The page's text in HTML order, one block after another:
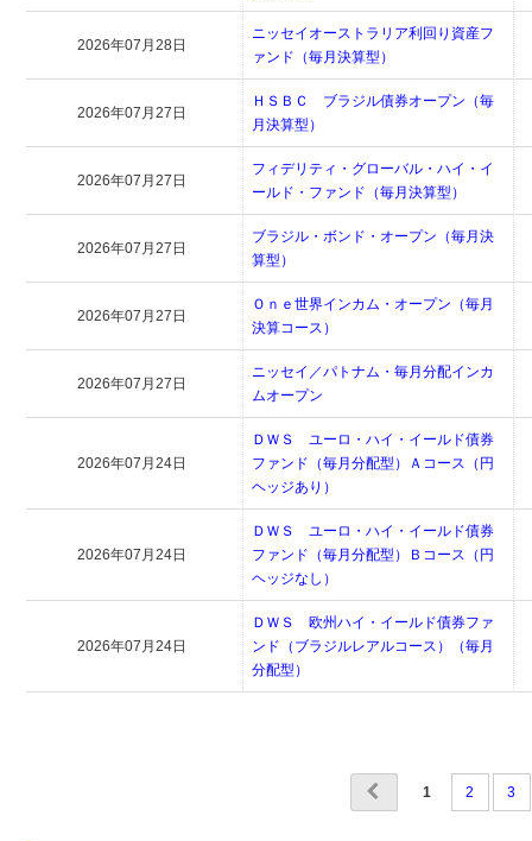
2026年07月28日
ニッセイオーストラリア利回り資産フ
ァンド（毎月決算型）
2026年07月27日
ＨＳＢＣ ブラジル債券オープン（毎
月決算型）
2026年07月27日
フィデリティ・グローバル・ハイ・イ
ールド・ファンド（毎月決算型）
2026年07月27日
ブラジル・ボンド・オープン（毎月決
算型）
2026年07月27日
Ｏｎｅ世界インカム・オープン（毎月
決算コース）
2026年07月27日
ニッセイ／パトナム・毎月分配インカ
ムオープン
2026年07月24日
ＤＷＳ ユーロ・ハイ・イールド債券
ファンド（毎月分配型）Ａコース（円
ヘッジあり）
2026年07月24日
ＤＷＳ ユーロ・ハイ・イールド債券
ファンド（毎月分配型）Ｂコース（円
ヘッジなし）
2026年07月24日
ＤＷＳ 欧州ハイ・イールド債券ファ
ンド（ブラジルレアルコース）（毎月
分配型）
1 2 3